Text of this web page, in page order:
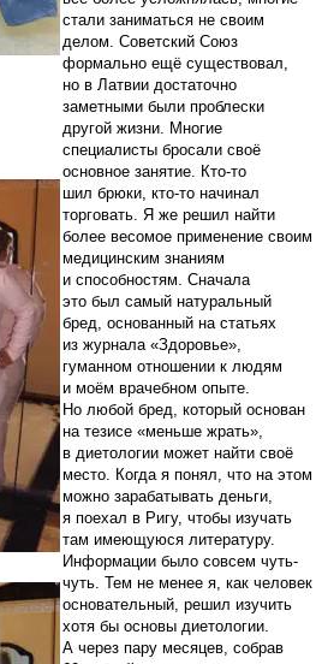
стали заниматься не своим
делом. Советский Союз
формально ещё существовал,
но в Латвии достаточно
заметными были проблески
другой жизни. Многие
специалисты бросали своё
основное занятие. Кто-то
шил брюки, кто-то начинал
торговать. Я же решил найти
более весомое применение своим
медицинским знаниям
и способностям. Сначала
это был самый натуральный
бред, основанный на статьях
из журнала «Здоровье»,
гуманном отношении к людям
и моём врачебном опыте.
Но любой бред, который основан
на тезисе «меньше жрать»,
в диетологии может найти своё
место. Когда я понял, что на этом
можно зарабатывать деньги,
я поехал в Ригу, чтобы изучать
там имеющуюся литературу.
Информации было совсем чуть-
чуть. Тем не менее я, как человек
основательный, решил изучить
хотя бы основы диетологии.
А через пару месяцев, собрав